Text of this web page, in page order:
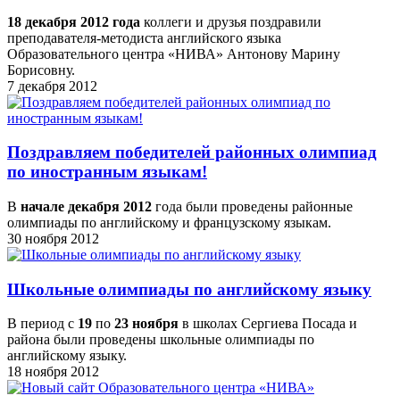
18 декабря 2012 года коллеги и друзья поздравили
преподавателя-методиста английского языка
Образовательного центра «НИВА» Антонову Марину
Борисовну.
7 декабря 2012
Поздравляем победителей районных олимпиад
по иностранным языкам!
В начале декабря 2012 года были проведены районные
олимпиады по английскому и французскому языкам.
30 ноября 2012
Школьные олимпиады по английскому языку
В период с 19 по 23 ноября в школах Сергиева Посада и
района были проведены школьные олимпиады по
английскому языку.
18 ноября 2012